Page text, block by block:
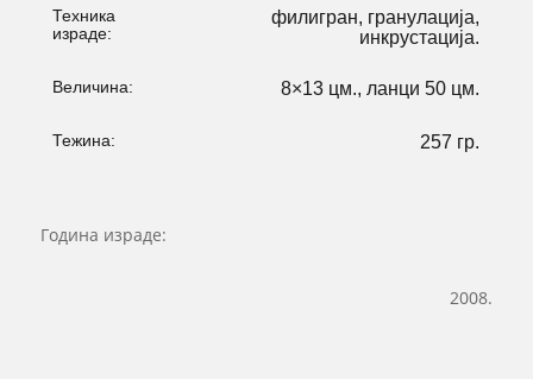
Техника
израде:
филигран, гранулација,
инкрустација.
Величина: 8×13 цм., ланци 50 цм.
Тежина: 257 гр.
Година израде:
2008.